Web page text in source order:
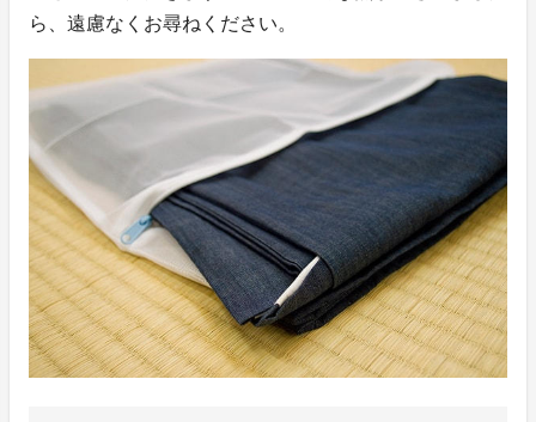
ら、遠慮なくお尋ねください。